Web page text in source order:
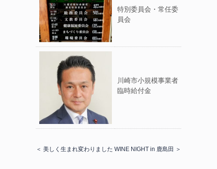
特別委員会・常任委
員会
川崎市小規模事業者
臨時給付金
＜ 美しく生まれ変わりました WINE NIGHT in 鹿島田 ＞